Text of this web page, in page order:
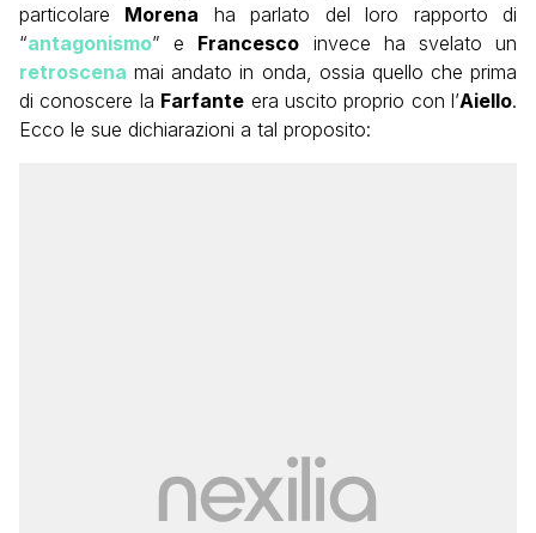
particolare Morena ha parlato del loro rapporto di
“antagonismo” e Francesco invece ha svelato un
retroscena mai andato in onda, ossia quello che prima
di conoscere la Farfante era uscito proprio con l’Aiello.
Ecco le sue dichiarazioni a tal proposito: